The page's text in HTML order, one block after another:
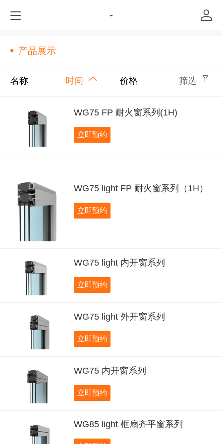
-
产品展示
名称 时间 价格 筛选
WG75 FP 耐火窗系列(1H)
立即预约
WG75 light FP 耐火窗系列（1H）
立即预约
WG75 light 内开窗系列
立即预约
WG75 light 外开窗系列
立即预约
WG75 内开窗系列
立即预约
WG85 light 框扇齐平窗系列